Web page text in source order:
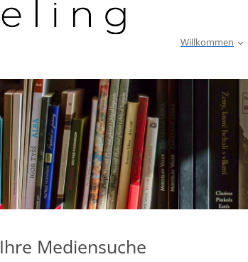
Willkommen
Ihre Mediensuche